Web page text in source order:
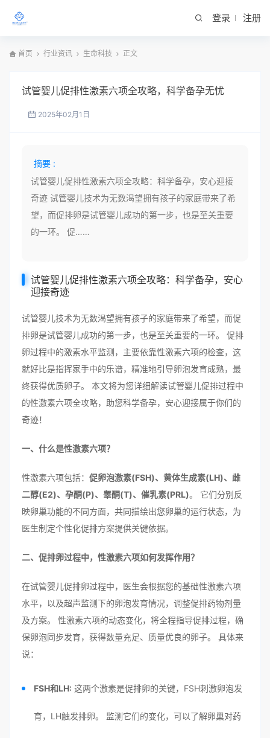
登录 注册
首页 行业资讯 生命科技 正文
试管婴儿促排性激素六项全攻略，科学备孕无忧
2025年02月1日
摘要 :
试管婴儿促排性激素六项全攻略：科学备孕，安心迎接
奇迹 试管婴儿技术为无数渴望拥有孩子的家庭带来了希
望，而促排卵是试管婴儿成功的第一步，也是至关重要
的一环。 促……
试管婴儿促排性激素六项全攻略：科学备孕，安心
迎接奇迹
试管婴儿技术为无数渴望拥有孩子的家庭带来了希望，而促
排卵是试管婴儿成功的第一步，也是至关重要的一环。 促排
卵过程中的激素水平监测，主要依靠性激素六项的检查，这
就好比是指挥家手中的乐谱，精准地引导卵泡发育成熟，最
终获得优质卵子。 本文将为您详细解读试管婴儿促排过程中
的性激素六项全攻略，助您科学备孕，安心迎接属于你们的
奇迹！
一、什么是性激素六项？
性激素六项包括： 促卵泡激素(FSH)、黄体生成素(LH)、雌
二醇(E2)、孕酮(P)、睾酮(T)、催乳素(PRL)。 它们分别反
映卵巢功能的不同方面，共同描绘出您卵巢的运行状态，为
医生制定个性化促排方案提供关键依据。
二、促排卵过程中，性激素六项如何发挥作用？
在试管婴儿促排卵过程中，医生会根据您的基础性激素六项
水平，以及超声监测下的卵泡发育情况，调整促排药物剂量
及方案。 性激素六项的动态变化，将全程指导促排过程，确
保卵泡同步发育，获得数量充足、质量优良的卵子。 具体来
说：
FSH和LH: 这两个激素是促排卵的关键，FSH刺激卵泡发
育，LH触发排卵。 监测它们的变化，可以了解卵巢对药